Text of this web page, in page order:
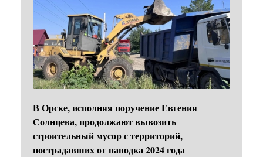
В Орске, исполняя поручение Евгения
Солнцева, продолжают вывозить
строительный мусор с территорий,
пострадавших от паводка 2024 года